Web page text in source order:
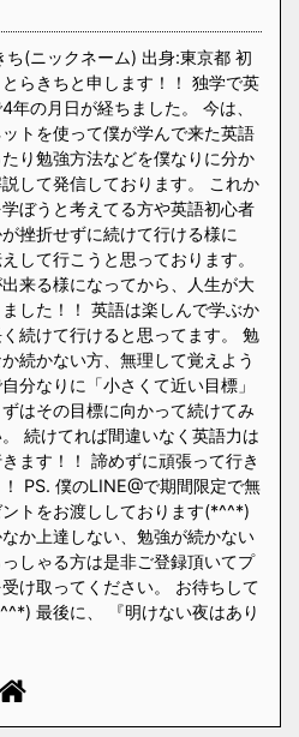
ち(ニックネーム) 出身:東京都 初
らきちと申します！！ 独学で英
年の月日が経ちました。 今は、
トを使って僕が学んで来た英語
り勉強方法などを僕なりに分か
説して発信しております。 これか
ぼうと考えてる方や英語初心者
挫折せずに続けて行ける様に
して行こうと思っております。
来る様になってから、人生が大
した！！ 英語は楽しんで学ぶか
続けて行けると思ってます。 勉
続かない方、無理して覚えよう
分なりに「小さくて近い目標」
はその目標に向かって続けてみ
続けてれば間違いなく英語力は
きます！！ 諦めずに頑張って行き
PS. 僕のLINE@で期間限定で無
トをお渡ししております(*^^*)
か上達しない、勉強が続かない
しゃる方は是非ご登録頂いてプ
け取ってください。 お待ちして
最後に、 『明けない夜はあり